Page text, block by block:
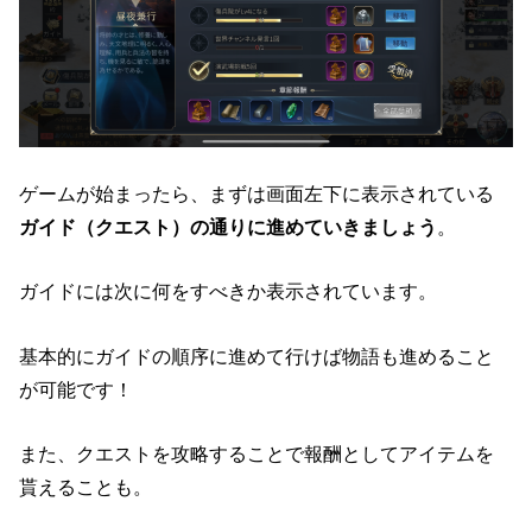
ゲームが始まったら、まずは画面左下に表示されている
ガイド（クエスト）の通りに進めていきましょう 。
ガイドには次に何をすべきか表示されています。
基本的にガイドの順序に進めて行けば物語も進めること
が可能です！
また、クエストを攻略することで報酬としてアイテムを
貰えることも。